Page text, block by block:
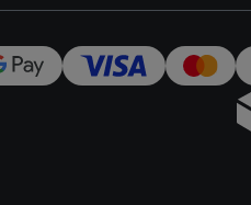
widerrufen - jederzeit
die Lidl-Dienste)
Durch einen Klick auf
„Zustimmen“ stimmen
jederzeit mit Wirkung für
Unter